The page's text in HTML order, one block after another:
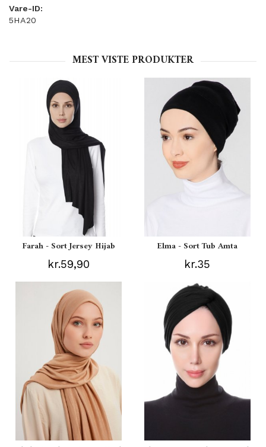
Vare-ID:
5HA20
MEST VISTE PRODUKTER
Farah - Sort Jersey Hijab
kr.59,90
Elma - Sort Tub Amta
kr.35